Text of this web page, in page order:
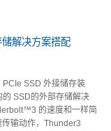
解决方案搭配
SSD 外接储存装
SSD的外部存储解决
的速度和一样简
输动作，Thunder3